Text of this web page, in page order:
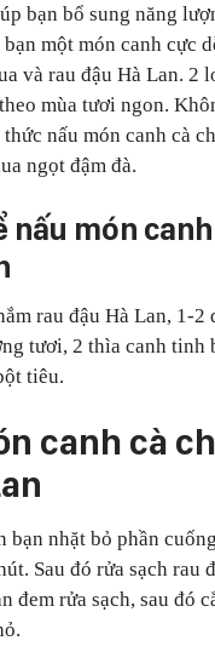
bạn bổ sung năng
một món canh cực
và rau đậu Hà Lan. 2
mùa tươi ngon.
nấu món canh cà
ngọt đậm đà.
nấu món
rau đậu Hà Lan, 1-2
tươi, 2 thìa canh tinh
tiêu.
canh cà
bạn nhặt bỏ phần
Sau đó rửa sạch rau
đem rửa sạch, sau đó